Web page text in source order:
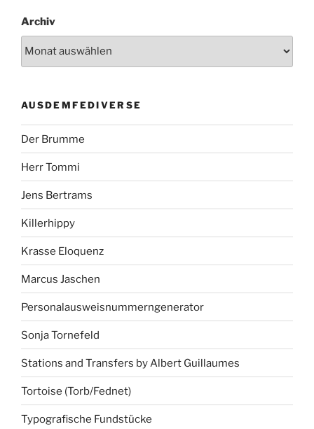
Archiv
AUSDEMFEDIVERSE
Der Brumme
Herr Tommi
Jens Bertrams
Killerhippy
Krasse Eloquenz
Marcus Jaschen
Personalausweisnummerngenerator
Sonja Tornefeld
Stations and Transfers by Albert Guillaumes
Tortoise (Torb/Fednet)
Typografische Fundstücke